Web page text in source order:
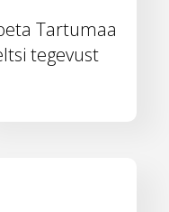
Tartumaa
tegevust